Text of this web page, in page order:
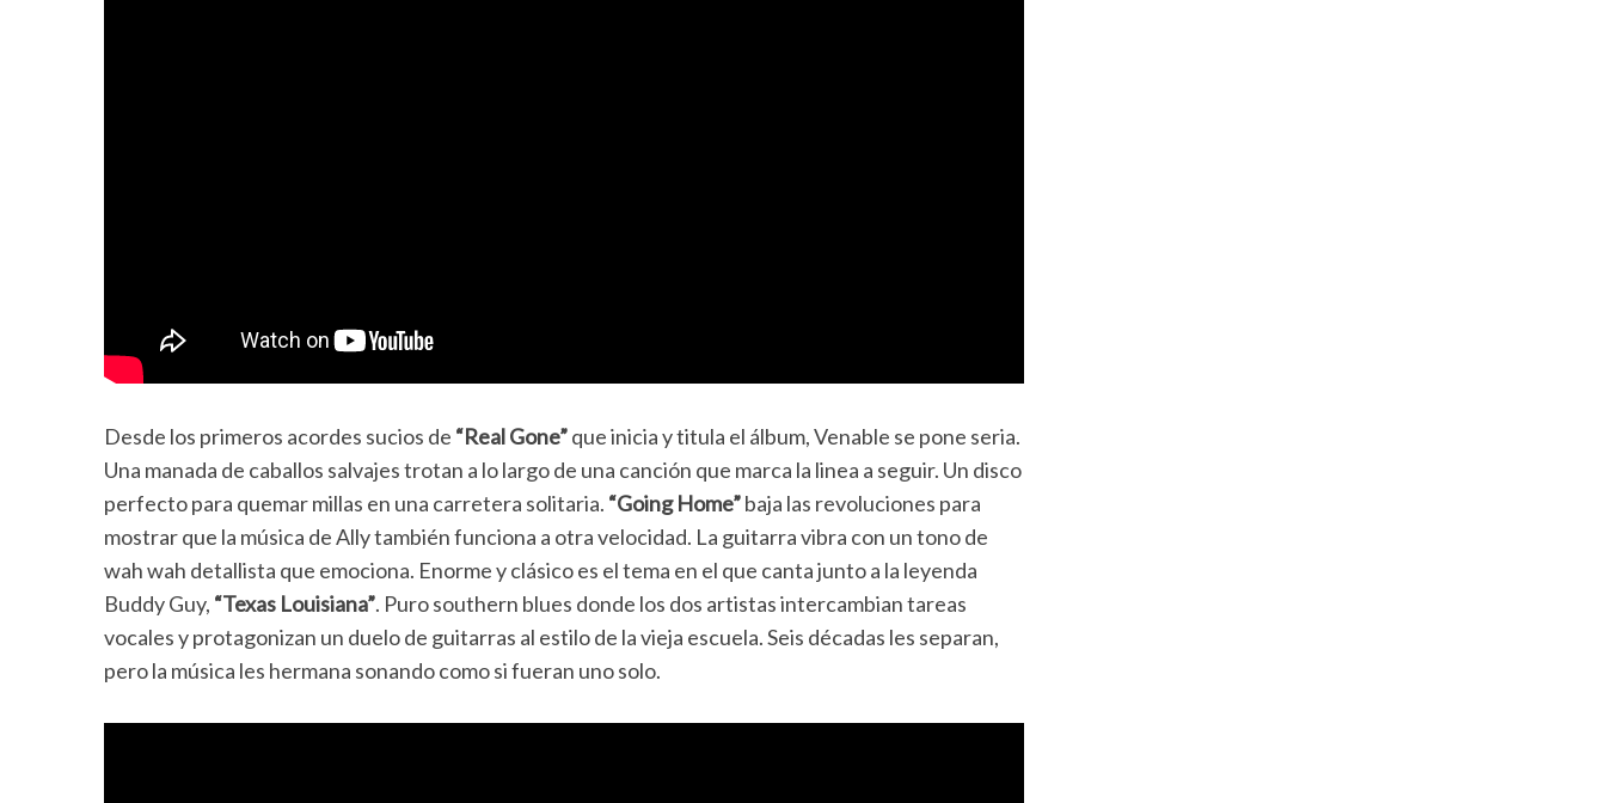
Desde los primeros acordes sucios de “Real Gone”que inicia y titula el álbum, Venable se pone seria.
Una manada de caballos salvajes trotan a lo largo de una canción que marca la linea a seguir. Un disco
perfecto para quemar millas en una carretera solitaria. “Going Home”baja las revoluciones para
mostrar que la música de Ally también funciona a otra velocidad. La guitarra vibra con un tono de
wah wah detallista que emociona. Enorme y clásico es el tema en el que canta junto a la leyenda
Buddy Guy, “Texas Louisiana”. Puro southern blues donde los dos artistas intercambian tareas
vocales y protagonizan un duelo de guitarras al estilo de la vieja escuela. Seis décadas les separan,
pero la música les hermana sonando como si fueran uno solo.